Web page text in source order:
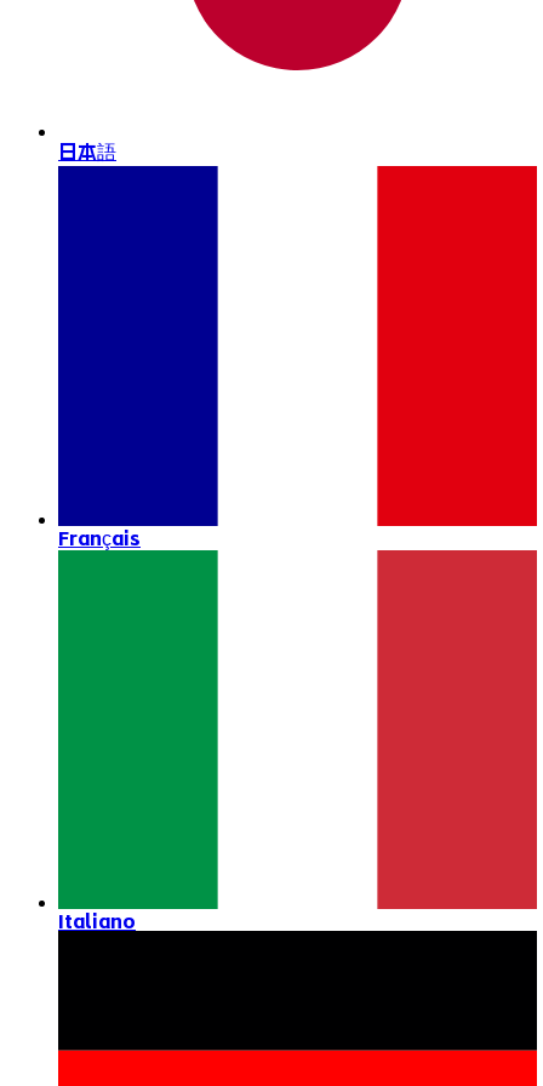
日本語
Français
Italiano